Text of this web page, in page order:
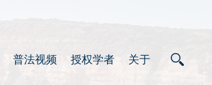
普法视频 授权学者 关于